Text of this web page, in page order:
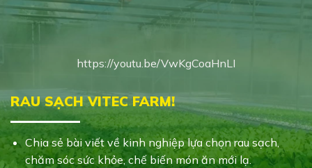
https://youtu.be/VwKgCoaHnLI
RAU SẠCH VITEC FARM!
Chia sẻ bài viết về kinh nghiệp lựa chọn rau sạch,
chăm sóc sức khỏe, chế biến món ăn mới lạ.